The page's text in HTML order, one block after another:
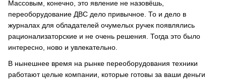
Массовым, конечно, это явление не назовёшь,
переоборудование ДВС дело привычное. То и дело в
журналах для обладателей очумелых ручек появлялись
рационализаторские и не очень решения. Тогда это было
интересно, ново и увлекательно.
В нынешнее время на рынке переоборудования техники
работают целые компании, которые готовы за ваши деньги